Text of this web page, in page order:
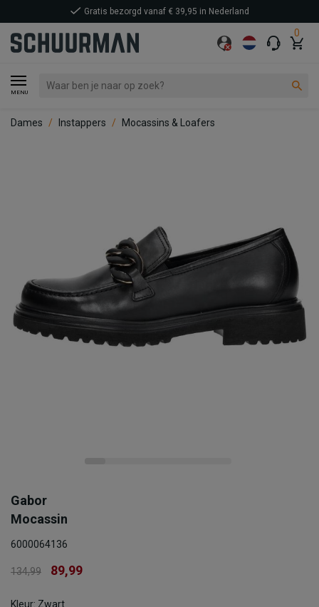
0
MENU
Gratis bezorgd vanaf € 39,95 in Nederland
Dames Instappers Mocassins & Loafers
Gabor
Mocassin
6000064136
134,99 89,99
Kleur: Zwart